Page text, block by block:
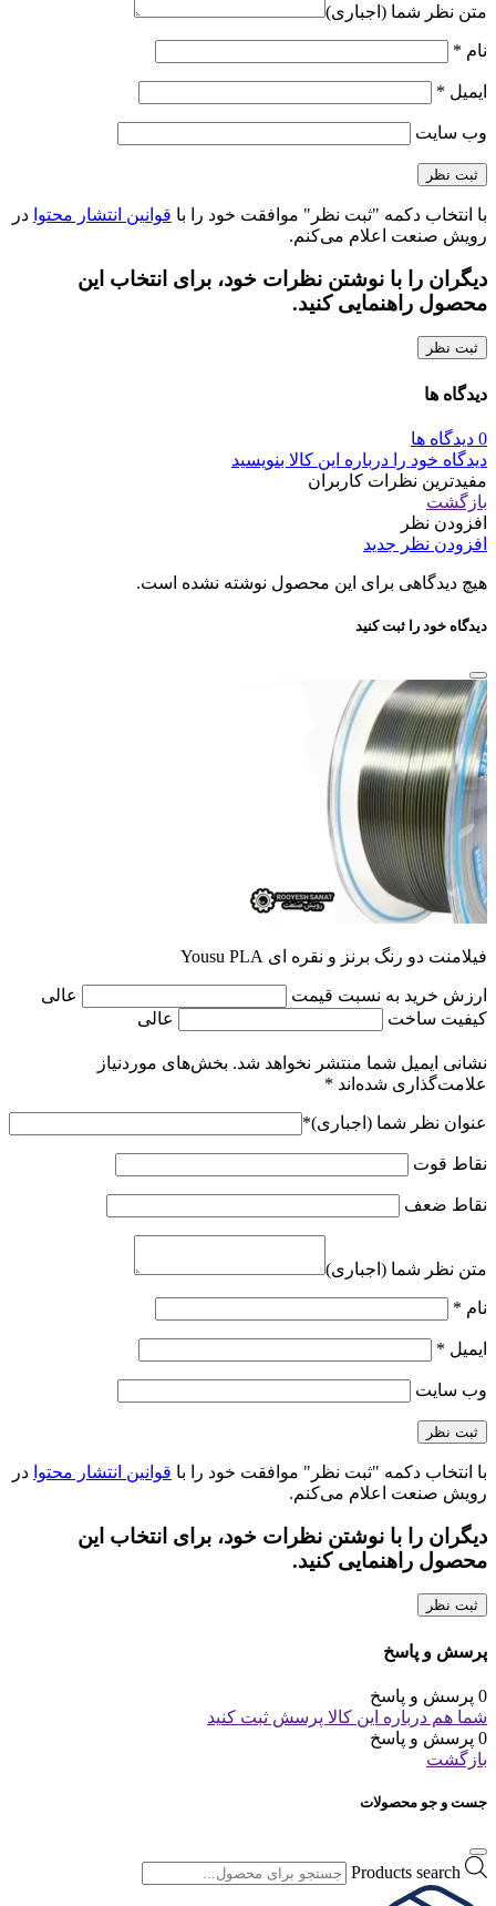
متن نظر شما (اجباری)
نام *
ایمیل *
وب‌ سایت
با انتخاب دکمه "ثبت نظر" موافقت خود را با قوانین انتشار محتوا در
رویش صنعت اعلام می‌کنم.
دیگران را با نوشتن نظرات خود، برای انتخاب این
محصول راهنمایی کنید.
ثبت نظر
دیدگاه ها
0 دیدگاه ها
دیدگاه خود را درباره این کالا بنویسید
مفیدترین نظرات کاربران
بازگشت
افزودن نظر
افزودن نظر جدید
هیچ دیدگاهی برای این محصول نوشته نشده است.
دیدگاه خود را ثبت کنید
فیلامنت دو رنگ برنز و نقره ای Yousu PLA
ارزش خرید به نسبت قیمت
عالی
کیفیت ساخت
عالی
نشانی ایمیل شما منتشر نخواهد شد. بخش‌های موردنیاز
علامت‌گذاری شده‌اند *
عنوان نظر شما (اجباری)*
نقاط قوت
نقاط ضعف
متن نظر شما (اجباری)
نام *
ایمیل *
وب‌ سایت
با انتخاب دکمه "ثبت نظر" موافقت خود را با قوانین انتشار محتوا در
رویش صنعت اعلام می‌کنم.
دیگران را با نوشتن نظرات خود، برای انتخاب این
محصول راهنمایی کنید.
ثبت نظر
پرسش و پاسخ
0 پرسش و پاسخ
شما هم درباره این کالا پرسش ثبت کنید
0 پرسش و پاسخ
بازگشت
جست و جو محصولات
Products search